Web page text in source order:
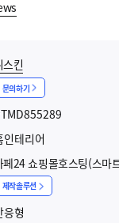
스킨
문의하기
인테리어
페24 쇼핑몰호스팅(스마
제작솔루션
응형